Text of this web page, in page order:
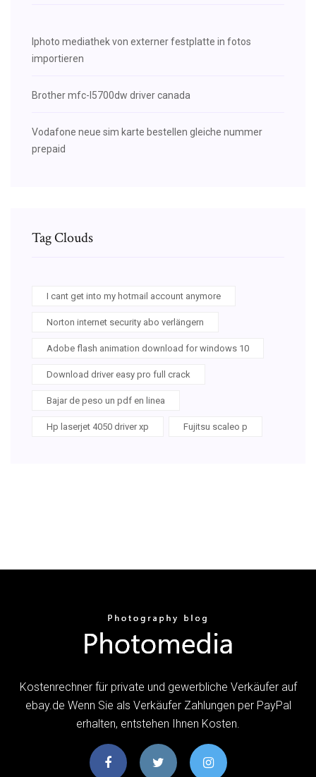
Iphoto mediathek von externer festplatte in fotos
importieren
Brother mfc-l5700dw driver canada
Vodafone neue sim karte bestellen gleiche nummer
prepaid
Tag Clouds
I cant get into my hotmail account anymore
Norton internet security abo verlängern
Adobe flash animation download for windows 10
Download driver easy pro full crack
Bajar de peso un pdf en linea
Hp laserjet 4050 driver xp Fujitsu scaleo p
Kostenrechner für private und gewerbliche Verkäufer auf
ebay.de Wenn Sie als Verkäufer Zahlungen per PayPal
erhalten, entstehen Ihnen Kosten.